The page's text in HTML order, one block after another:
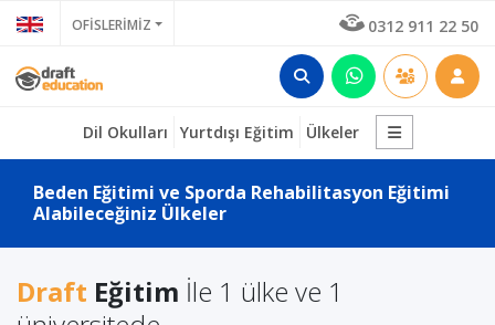
OFİSLERİMİZ 0312 911 22 50
Dil Okulları Yurtdışı Eğitim Ülkeler
Beden Eğitimi ve Sporda Rehabilitasyon Eğitimi
Alabileceğiniz Ülkeler
Draft Eğitim İle 1 ülke ve 1